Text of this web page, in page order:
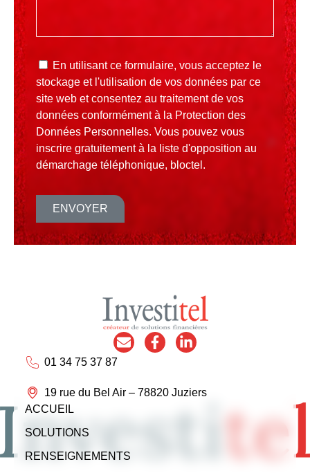
En utilisant ce formulaire, vous acceptez le
stockage et l'utilisation de vos données par ce
site web et consentez au traitement de vos
données conformément à la Protection des
Données Personnelles. Vous pouvez vous
inscrire gratuitement à la liste d'opposition au
démarchage téléphonique, bloctel.
ENVOYER
01 34 75 37 87
19 rue du Bel Air – 78820 Juziers
ACCUEIL
SOLUTIONS
RENSEIGNEMENTS